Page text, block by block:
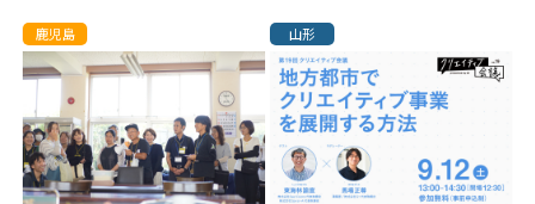
鹿児島 山形